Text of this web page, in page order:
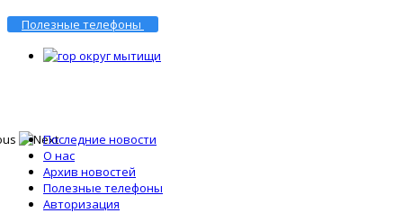
Полезные телефоны
Последние новости
О нас
Архив новостей
Полезные телефоны
Авторизация